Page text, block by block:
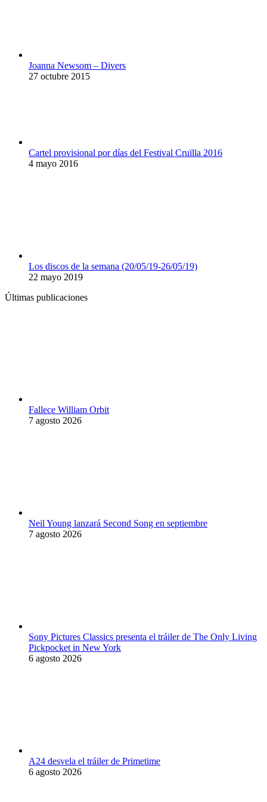
Joanna Newsom – Divers
27 octubre 2015
Cartel provisional por días del Festival Cruïlla 2016
4 mayo 2016
Los discos de la semana (20/05/19-26/05/19)
22 mayo 2019
Últimas publicaciones
Fallece William Orbit
7 agosto 2026
Neil Young lanzará Second Song en septiembre
7 agosto 2026
Sony Pictures Classics presenta el tráiler de The Only Living
Pickpocket in New York
6 agosto 2026
A24 desvela el tráiler de Primetime
6 agosto 2026